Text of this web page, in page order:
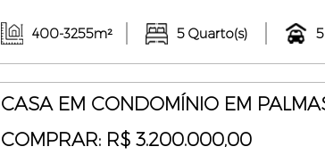
parte íntima temos 5 quartos, todos com ar c ...
400-3255m² 5 Quarto(s)
CASA EM CONDOMÍNIO EM
FRONTIN - RJ
COMPRAR: R$ 3.200.000,00